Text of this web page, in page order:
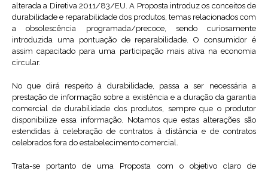
alterada a Diretiva 2011/83/EU. A Proposta introduz os conceitos de
durabilidade e reparabilidade dos produtos, temas relacionados com
a obsolescência programada/precoce, sendo curiosamente
introduzida uma pontuação de reparabilidade. O consumidor é
assim capacitado para uma participação mais ativa na economia
circular.
No que dirá respeito à durabilidade, passa a ser necessária a
prestação de informação sobre a existência e a duração da garantia
comercial de durabilidade dos produtos, sempre que o produtor
disponibilize essa informação. Notamos que estas alterações são
estendidas à celebração de contratos à distância e de contratos
celebrados fora do estabelecimento comercial.
Trata-se portanto de uma Proposta com o objetivo claro de